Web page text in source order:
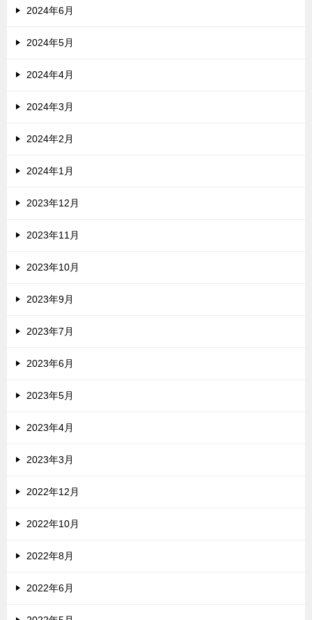
2024年6月
2024年5月
2024年4月
2024年3月
2024年2月
2024年1月
2023年12月
2023年11月
2023年10月
2023年9月
2023年7月
2023年6月
2023年5月
2023年4月
2023年3月
2022年12月
2022年10月
2022年8月
2022年6月